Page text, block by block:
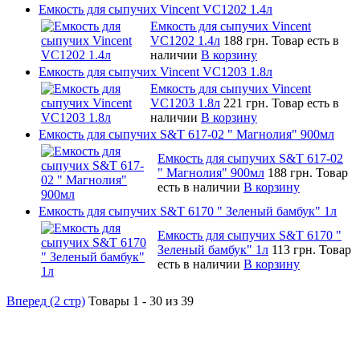
Емкость для сыпучих Vincent VC1202 1.4л
Емкость для сыпучих Vincent
VC1202 1.4л 188 грн. Товар есть в
наличии В корзину
Емкость для сыпучих Vincent VC1203 1.8л
Емкость для сыпучих Vincent
VC1203 1.8л 221 грн. Товар есть в
наличии В корзину
Емкость для сыпучих S&T 617-02 " Магнолия" 900мл
Емкость для сыпучих S&T 617-02
" Магнолия" 900мл 188 грн. Товар
есть в наличии В корзину
Емкость для сыпучих S&T 6170 " Зеленый бамбук" 1л
Емкость для сыпучих S&T 6170 "
Зеленый бамбук" 1л 113 грн. Товар
есть в наличии В корзину
Вперед (2 стр) Товары 1 - 30 из 39